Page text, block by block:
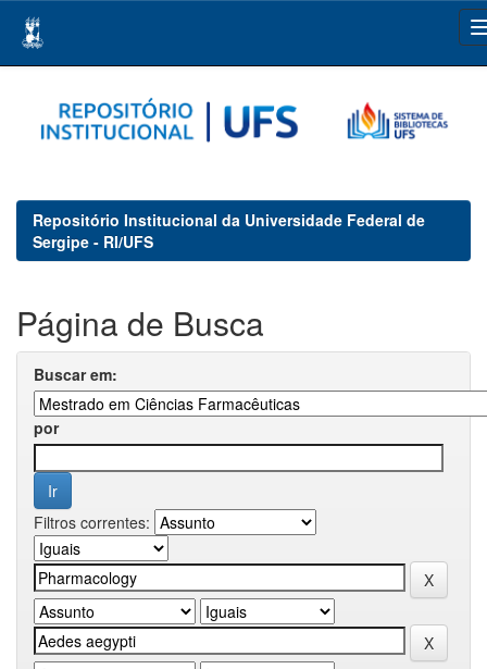
navigation
Repositório Institucional da Universidade Federal de
Sergipe - RI/UFS
Página de Busca
Buscar em:
por
Filtros correntes: